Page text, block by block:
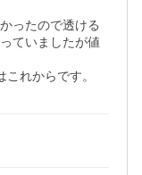
ったので透ける
ていましたが値
れからです。